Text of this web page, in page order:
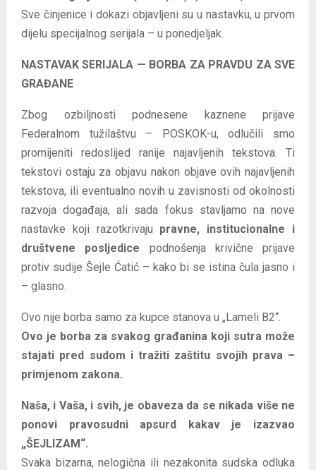
Sve činjenice i dokazi objavljeni su u nastavku, u prvom
dijelu specijalnog serijala – u ponedjeljak.
NASTAVAK SERIJALA — BORBA ZA PRAVDU ZA SVE
GRAĐANE
Zbog ozbiljnosti podnesene kaznene prijave
Federalnom tužilaštvu – POSKOK-u, odlučili smo
promijeniti redoslijed ranije najavljenih tekstova. Ti
tekstovi ostaju za objavu nakon objave ovih najavljenih
tekstova, ili eventualno novih u zavisnosti od okolnosti
razvoja događaja, ali sada fokus stavljamo na nove
nastavke koji razotkrivaju pravne, institucionalne i
društvene posljedice podnošenja krivične prijave
protiv sudije Šejle Ćatić – kako bi se istina čula jasno i
– glasno.
Ovo nije borba samo za kupce stanova u „Lameli B2“.
Ovo je borba za svakog građanina koji sutra može
stajati pred sudom i tražiti zaštitu svojih prava –
primjenom zakona.
Naša, i Vaša, i svih, je obaveza da se nikada više ne
ponovi pravosudni apsurd kakav je izazvao
„ŠEJLIZAM“.
Svaka bizarna, nelogična ili nezakonita sudska odluka